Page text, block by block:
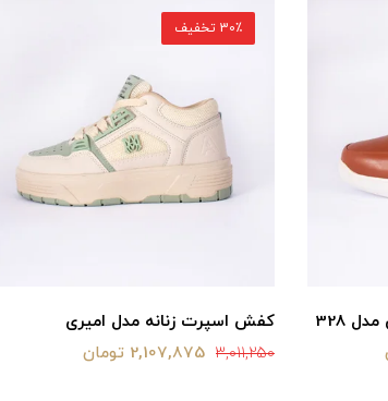
328 کفش اسپرت زنانه مدل امیری
3,011,250 2,107,875 تومان
30٪ تخفیف